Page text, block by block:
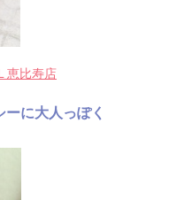
恵比寿店
に大人っぽく